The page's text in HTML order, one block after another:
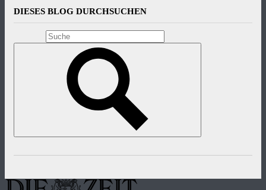
DIESES BLOG DURCHSUCHEN